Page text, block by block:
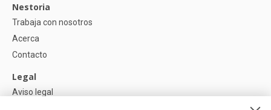
Nestoria
Trabaja con nosotros
Acerca
Contacto
Legal
Aviso legal